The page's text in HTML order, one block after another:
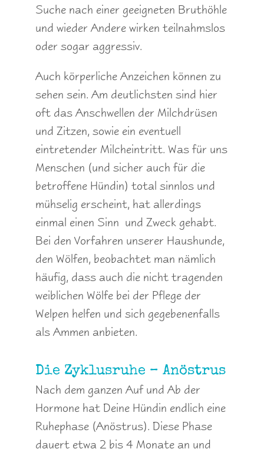
Suche nach einer geeigneten Bruthöhle
und wieder Andere wirken teilnahmslos
oder sogar aggressiv.
Auch körperliche Anzeichen können zu
sehen sein. Am deutlichsten sind hier
oft das Anschwellen der Milchdrüsen
und Zitzen, sowie ein eventuell
eintretender Milcheintritt. Was für uns
Menschen (und sicher auch für die
betroffene Hündin) total sinnlos und
mühselig erscheint, hat allerdings
einmal einen Sinn und Zweck gehabt.
Bei den Vorfahren unserer Haushunde,
den Wölfen, beobachtet man nämlich
häufig, dass auch die nicht tragenden
weiblichen Wölfe bei der Pflege der
Welpen helfen und sich gegebenenfalls
als Ammen anbieten.
Die Zyklusruhe – Anöstrus
Nach dem ganzen Auf und Ab der
Hormone hat Deine Hündin endlich eine
Ruhephase (Anöstrus). Diese Phase
dauert etwa 2 bis 4 Monate an und